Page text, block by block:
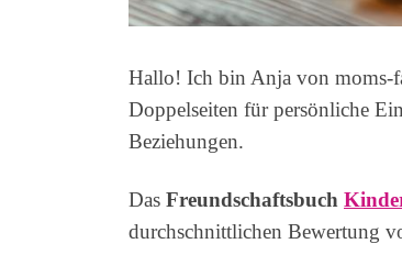
Hallo! Ich bin Anja von moms-
Doppelseiten für persönliche
Beziehungen.
Das Freundschaftsbuch
durchschnittlichen Bewertung